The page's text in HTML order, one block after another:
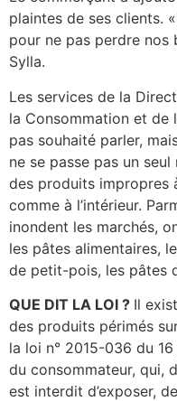
plaintes de ses clients.
pour ne pas perdre nos
Sylla.
Les services de la
la Consommation et de
pas souhaité parler,
ne se passe pas un
des produits impropres
comme à l’intérieur.
inondent les marchés,
les pâtes alimentaires,
de petit-pois, les pâtes
QUE DIT LA LOI ? Il
des produits périmés
la loi n° 2015-036 du
du consommateur, qui,
est interdit d’exposer,